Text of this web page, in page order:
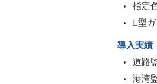
指定
L型
導入実績
道路
港湾